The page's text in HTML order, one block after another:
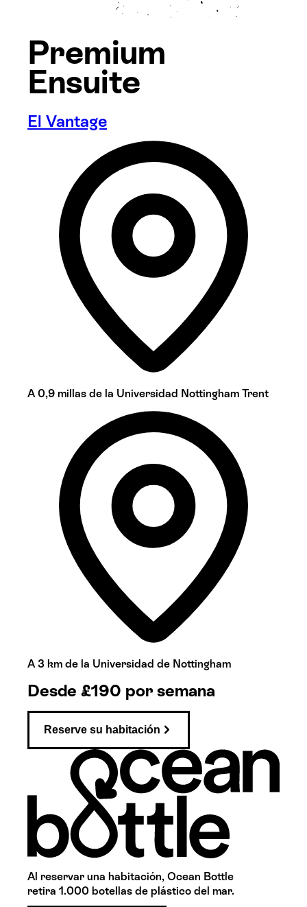
Premium
Ensuite
El Vantage
A 0,9 millas de la Universidad Nottingham Trent
A 3 km de la Universidad de Nottingham
Desde £190 por semana
Reserve su habitación
Al reservar una habitación, Ocean Bottle
retira 1.000 botellas de plástico del mar.